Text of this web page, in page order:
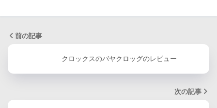
前の記事
クロックスのバヤクロッグのレビュー
次の記事